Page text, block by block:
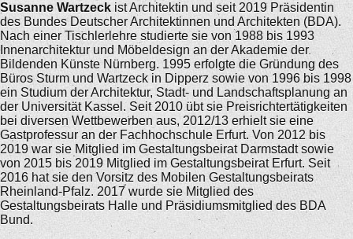
Susanne Wartzeck ist Architektin und seit 2019 Präsidentin
des Bundes Deutscher Architektinnen und Architekten (BDA).
Nach einer Tischlerlehre studierte sie von 1988 bis 1993
Innenarchitektur und Möbeldesign an der Akademie der
Bildenden Künste Nürnberg. 1995 erfolgte die Gründung des
Büros Sturm und Wartzeck in Dipperz sowie von 1996 bis 1998
ein Studium der Architektur, Stadt- und Landschaftsplanung an
der Universität Kassel. Seit 2010 übt sie Preisrichtertätigkeiten
bei diversen Wettbewerben aus, 2012/13 erhielt sie eine
Gastprofessur an der Fachhochschule Erfurt. Von 2012 bis
2019 war sie Mitglied im Gestaltungsbeirat Darmstadt sowie
von 2015 bis 2019 Mitglied im Gestaltungsbeirat Erfurt. Seit
2016 hat sie den Vorsitz des Mobilen Gestaltungsbeirats
Rheinland-Pfalz. 2017 wurde sie Mitglied des
Gestaltungsbeirats Halle und Präsidiumsmitglied des BDA
Bund.